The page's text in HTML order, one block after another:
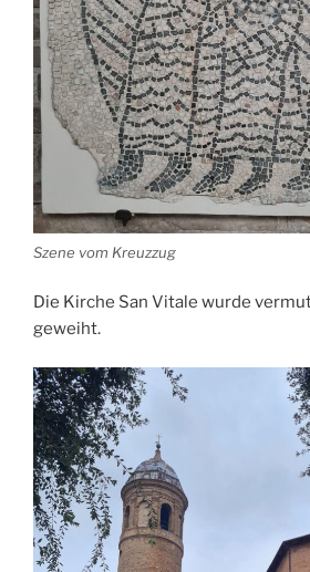
Szene vom Kreuzzug
Die Kirche San Vitale wurde
geweiht.